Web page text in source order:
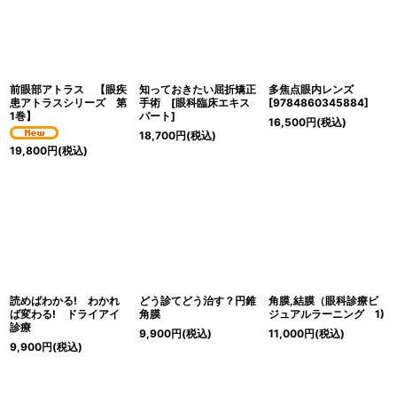
前眼部アトラス 【眼疾
患アトラスシリーズ 第
1巻】
19,800円(税込)
知っておきたい屈折矯正
手術 [眼科臨床エキス
パート]
18,700円(税込)
多焦点眼内レンズ
[9784860345884]
16,500円(税込)
読めばわかる! わかれ
ば変わる! ドライアイ
診療
9,900円(税込)
どう診てどう治す？円錐
角膜
9,900円(税込)
角膜,結膜（眼科診療ビ
ジュアルラーニング 1)
11,000円(税込)